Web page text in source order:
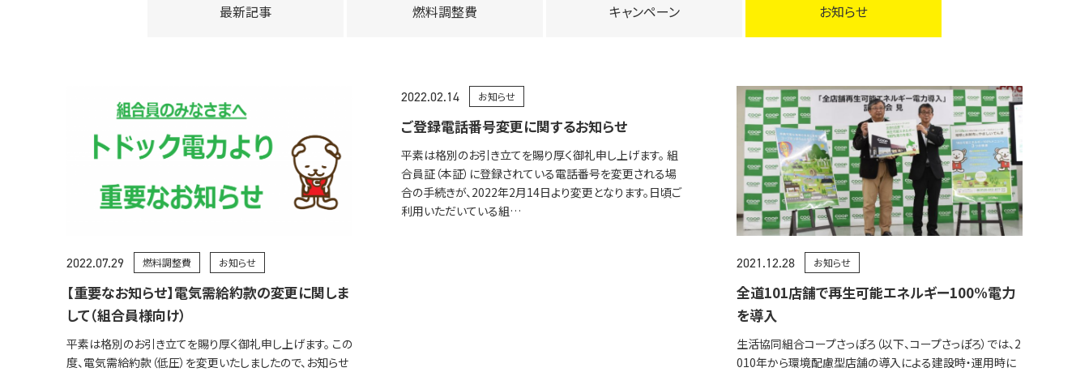
最新記事 燃料調整費 キャンペーン お知らせ
2022.07.29 燃料調整費 お知らせ
【重要なお知らせ】電気需給約款の変更に関しま
して（組合員様向け）
平素は格別のお引き立てを賜り厚く御礼申し上げます。 この
度、電気需給約款（低圧）を変更いたしましたので、お知らせ
2022.02.14 お知らせ
ご登録電話番号変更に関するお知らせ
平素は格別のお引き立てを賜り厚く御礼申し上げます。 組
合員証（本証）に登録されている電話番号を変更される場
合の手続きが、2022年2月14日より変更となります。日頃ご
利用いただいている組…
2021.12.28 お知らせ
全道101店舗で再生可能エネルギー100%電力
を導入
生活協同組合コープさっぽろ（以下、コープさっぽろ）では、2
010年から環境配慮型店舗の導入による建設時・運用時に